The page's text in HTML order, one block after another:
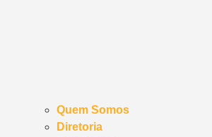
Quem Somos
Diretoria